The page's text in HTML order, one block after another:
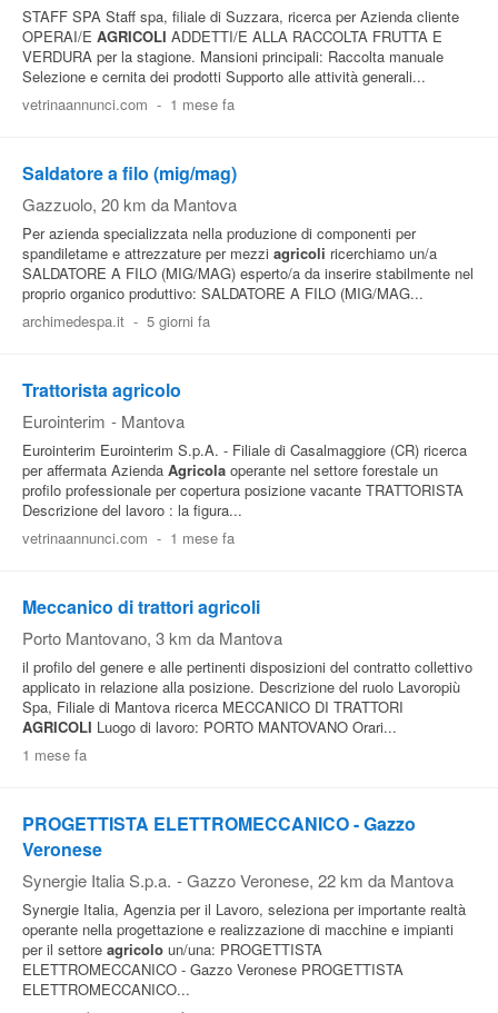
STAFF SPA Staff spa, filiale di Suzzara, ricerca per Azienda cliente
OPERAI/E AGRICOLI ADDETTI/E ALLA RACCOLTA FRUTTA E
VERDURA per la stagione. Mansioni principali: Raccolta manuale
Selezione e cernita dei prodotti Supporto alle attività generali...
vetrinaannunci.com - 1 mese fa
Saldatore a filo (mig/mag)
Gazzuolo, 20 km da Mantova
Per azienda specializzata nella produzione di componenti per
spandiletame e attrezzature per mezzi agricoli ricerchiamo un/a
SALDATORE A FILO (MIG/MAG) esperto/a da inserire stabilmente nel
proprio organico produttivo: SALDATORE A FILO (MIG/MAG...
archimedespa.it - 5 giorni fa
Trattorista agricolo
Eurointerim - Mantova
Eurointerim Eurointerim S.p.A. - Filiale di Casalmaggiore (CR) ricerca
per affermata Azienda Agricola operante nel settore forestale un
profilo professionale per copertura posizione vacante TRATTORISTA
Descrizione del lavoro : la figura...
vetrinaannunci.com - 1 mese fa
Meccanico di trattori agricoli
Porto Mantovano, 3 km da Mantova
il profilo del genere e alle pertinenti disposizioni del contratto collettivo
applicato in relazione alla posizione. Descrizione del ruolo Lavoropiù
Spa, Filiale di Mantova ricerca MECCANICO DI TRATTORI
AGRICOLI Luogo di lavoro: PORTO MANTOVANO Orari...
1 mese fa
PROGETTISTA ELETTROMECCANICO - Gazzo
Veronese
Synergie Italia S.p.a. - Gazzo Veronese, 22 km da Mantova
Synergie Italia, Agenzia per il Lavoro, seleziona per importante realtà
operante nella progettazione e realizzazione di macchine e impianti
per il settore agricolo un/una: PROGETTISTA
ELETTROMECCANICO - Gazzo Veronese PROGETTISTA
ELETTROMECCANICO...